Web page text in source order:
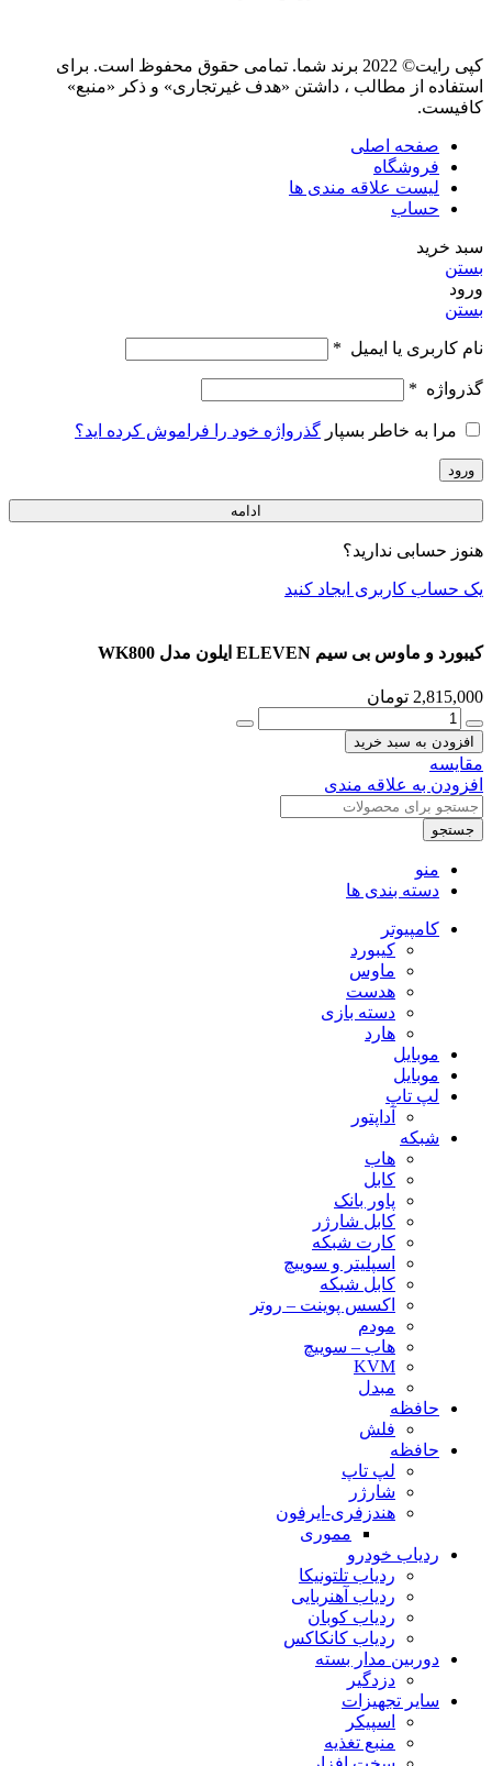
کپی رایت© 2022 برند شما. تمامی حقوق محفوظ است. برای
استفاده از مطالب ، داشتن «هدف غیرتجاری» و ذکر «منبع»
کافیست.
صفحه اصلی
فروشگاه
لیست علاقه مندی ها
حساب
سبد خرید
بستن
ورود
بستن
نام کاربری یا ایمیل *
گذرواژه *
مرا به خاطر بسپار گذرواژه خود را فراموش کرده اید؟
ورود
ادامه
هنوز حسابی ندارید؟
یک حساب کاربری ایجاد کنید
کیبورد و ماوس بی سیم ELEVEN ایلون مدل WK800
2,815,000 تومان
کیبورد
و
ماوس
بی
سیم
ELEVEN
ایلون
WK800
عدد
افزودن به سبد خرید
مقایسه
افزودن به علاقه مندی
جستجو
منو
دسته بندی ها
کامپیوتر
کیبورد
ماوس
هدست
دسته بازی
هارد
موبایل
موبایل
لپ تاپ
آداپتور
شبکه
هاب
کابل
پاور بانک
کابل شارژر
کارت شبکه
اسپلیتر و سوییچ
کابل شبکه
اکسس پوینت – روتر
مودم
هاب – سوییچ
KVM
مبدل
حافظه
فلش
حافظه
لپ تاپ
شارژر
هندزفری-ایرفون
مموری
ردیاب خودرو
ردیاب تلتونیکا
ردیاب آهنربایی
ردیاب کوبان
ردیاب کانکاکس
دوربین مدار بسته
دزدگیر
سایر تجهیزات
اسپیکر
منبع تغذیه